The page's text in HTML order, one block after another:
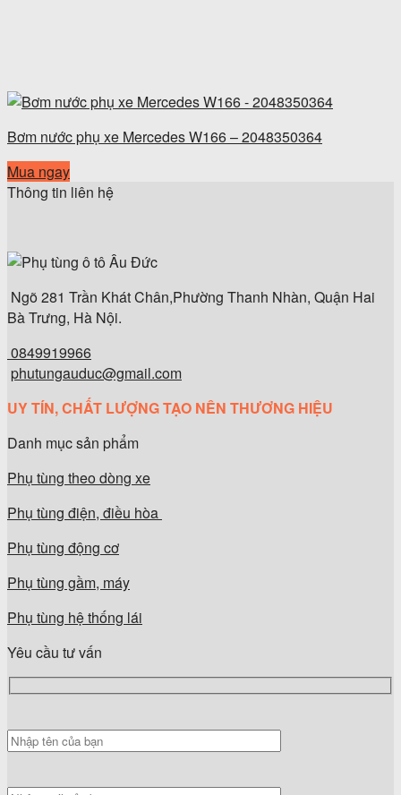
Bơm nước phụ xe Mercedes W166 – 2048350364
Mua ngay
Thông tin liên hệ
Ngõ 281 Trần Khát Chân,Phường Thanh Nhàn, Quận Hai
Bà Trưng, Hà Nội.
0849919966
phutungauduc@gmail.com
UY TÍN, CHẤT LƯỢNG TẠO NÊN THƯƠNG HIỆU
Danh mục sản phẩm
Phụ tùng theo dòng xe
Phụ tùng điện, điều hòa
Phụ tùng động cơ
Phụ tùng gầm, máy
Phụ tùng hệ thống lái
Yêu cầu tư vấn